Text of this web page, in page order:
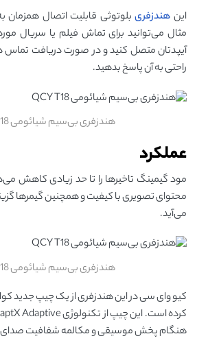
این هندزفریبلوتوثی قابلیت اتصال همزمان
مثال می‌توانید برای تماش فیلم یا سریال
آیپدتان متصل کنید و در صورت دریافت
راحتی به آن پاسخ بدهید.
هندزفری بی‌سیم شیائومی QCY T18
عملکرد
مود گیمینگ تاخیرها را تا حد زیادی کاهش
محتوای تصویری با کیفیت و همچنین گیمرها
می‌آید.
هندزفری بی‌سیم شیائومی QCY T18
هنگام پخش موسیقی و مکالمه شفافیت صدای